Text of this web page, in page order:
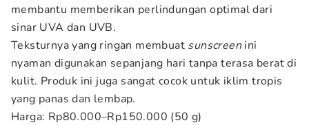
membantu memberikan perlindungan optimal dari
sinar UVA dan UVB.
Teksturnya yang ringan membuat sunscreenini
nyaman digunakan sepanjang hari tanpa terasa berat di
kulit. Produk ini juga sangat cocok untuk iklim tropis
yang panas dan lembap.
Harga: Rp80.000–Rp150.000 (50 g)